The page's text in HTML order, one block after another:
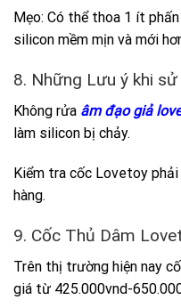
Mẹo: Có thể thoa 1 ít
silicon mềm mịn và mới
8. Những Lưu ý khi
Không rửa âm đạo giả
làm silicon bị chảy.
Kiểm tra cốc Lovetoy
hàng.
9. Cốc Thủ Dâm
Trên thị trường hiện nay
giá từ 425.000vnd-